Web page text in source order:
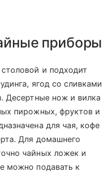
приборы
и подходит
ягод со сливками
Десертные нож и вилка
пирожных, фруктов и
для чая, кофе
Для домашнего
чайных ложек и
можно подавать к